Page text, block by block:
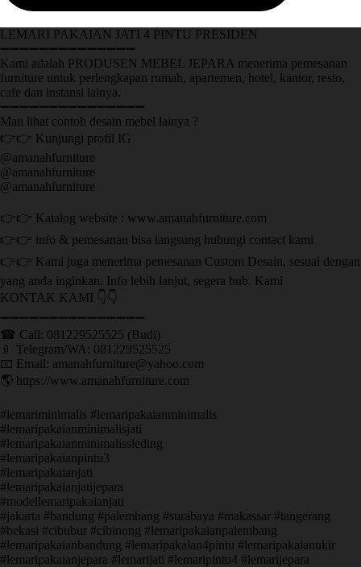
LEMARI PAKAIAN JATI 4 PINTU PRESIDEN
➖➖➖➖➖➖➖➖➖➖➖➖➖➖
Kami adalah PRODUSEN MEBEL JEPARA menerima pemesanan
furniture untuk perlengkapan rumah, apartemen, hotel, kantor, resto,
cafe dan instansi lainya.
➖➖➖➖➖➖➖➖➖➖➖➖➖➖➖
Mau lihat contoh desain mebel lainya ?
👉👉 Kunjungi profil IG
@amanahfurniture
@amanahfurniture
@amanahfurniture
👉👉 Katalog website : www.amanahfurniture.com
👉👉 info & pemesanan bisa langsung hubungi contact kami
👉👉 Kami juga menerima pemesanan Custom Desain, sesuai dengan
yang anda inginkan. Info lebih lanjut, segera hub. Kami
KONTAK KAMI 👇👇
➖➖➖➖➖➖➖➖➖➖➖➖➖➖➖ ㅤ
☎ Call: 081229525525 (Budi)
📱 Telegram/WA: 081229525525
📧 Email: amanahfurniture@yahoo.com
🌎 https://www.amanahfurniture.com
#lemariminimalis #lemaripakaianminimalis
#lemaripakaianminimalisjati
#lemaripakaianminimalissleding
#lemaripakaianpintu3
#lemaripakaianjati
#lemaripakaianjatijepara
#modellemaripakaianjati
#jakarta #bandung #palembang #surabaya #makassar #tangerang
#bekasi #cibubur #cibinong #lemaripakaianpalembang
#lemaripakaianbandung #lemaripakaian4pintu #lemaripakaianukir
#lemaripakaianjepara #lemarijati #lemaripintu4 #lemarijepara